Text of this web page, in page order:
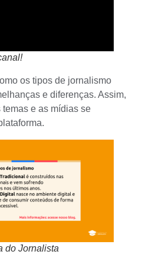
os tipos de jornalismo
e diferenças. Assim,
temas e as mídias se
do Jornalista